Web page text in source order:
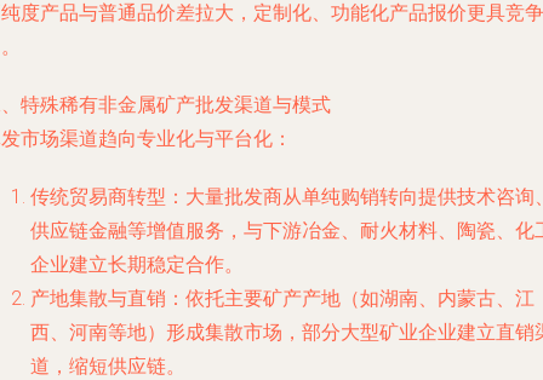
度产品与普通品价差拉大，定制化、功能化产品报价更具竞争
特殊稀有非金属矿产批发渠道与模式
市场渠道趋向专业化与平台化：
传统贸易商转型：大量批发商从单纯购销转向提供技术咨询
供应链金融等增值服务，与下游冶金、耐火材料、陶瓷、化
企业建立长期稳定合作。
产地集散与直销：依托主要矿产产地（如湖南、内蒙古、江
西、河南等地）形成集散市场，部分大型矿业企业建立直销
道，缩短供应链。